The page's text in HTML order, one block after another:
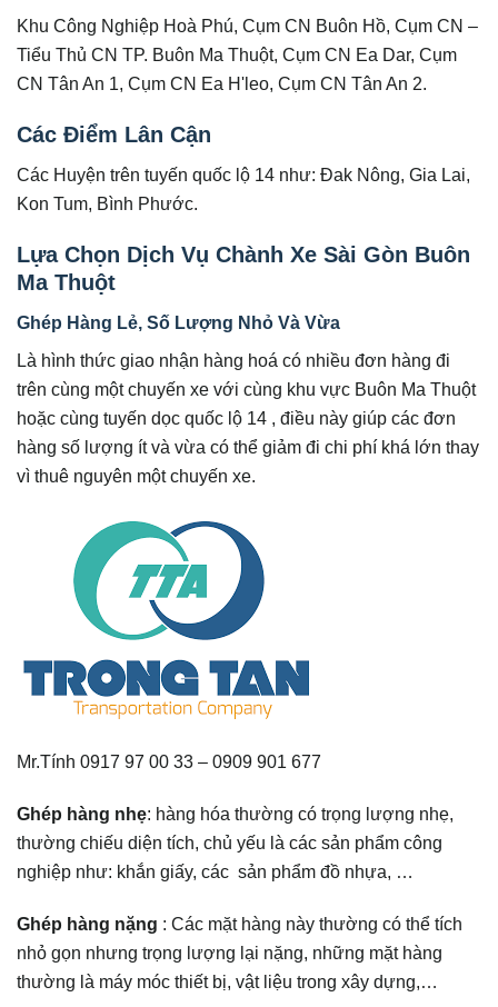
Khu Công Nghiệp Hoà Phú, Cụm CN Buôn Hồ, Cụm CN –
Tiểu Thủ CN TP. Buôn Ma Thuột, Cụm CN Ea Dar, Cụm
CN Tân An 1, Cụm CN Ea Hʹleo, Cụm CN Tân An 2.
Các Điểm Lân Cận
Các Huyện trên tuyến quốc lộ 14 như: Đak Nông, Gia Lai,
Kon Tum, Bình Phước.
Lựa Chọn Dịch Vụ Chành Xe Sài Gòn Buôn
Ma Thuột
Ghép Hàng Lẻ, Số Lượng Nhỏ Và Vừa
Là hình thức giao nhận hàng hoá có nhiều đơn hàng đi
trên cùng một chuyến xe với cùng khu vực Buôn Ma Thuột
hoặc cùng tuyến dọc quốc lộ 14 , điều này giúp các đơn
hàng số lượng ít và vừa có thể giảm đi chi phí khá lớn thay
vì thuê nguyên một chuyến xe.
Mr.Tính 0917 97 00 33 – 0909 901 677
Ghép hàng nhẹ: hàng hóa thường có trọng lượng nhẹ,
thường chiếu diện tích, chủ yếu là các sản phẩm công
nghiệp như: khắn giấy, các sản phẩm đồ nhựa, …
Ghép hàng nặng : Các mặt hàng này thường có thể tích
nhỏ gọn nhưng trọng lượng lại nặng, những mặt hàng
thường là máy móc thiết bị, vật liệu trong xây dựng,…